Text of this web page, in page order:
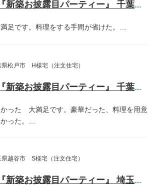
開催しました! 『新築お披露目パーティー』 千葉県我孫子市 M様宅
足です。料理をする手間が省けた。…
松戸市 H様宅（注文住宅）
開催しました! 『新築お披露目パーティー』 千葉県松戸市 H様宅
った 大満足です。豪華だった、料理を用意
った。…
越谷市 S様宅（注文住宅）
開催しました! 『新築お披露目パーティー』 埼玉県越谷市 S様宅